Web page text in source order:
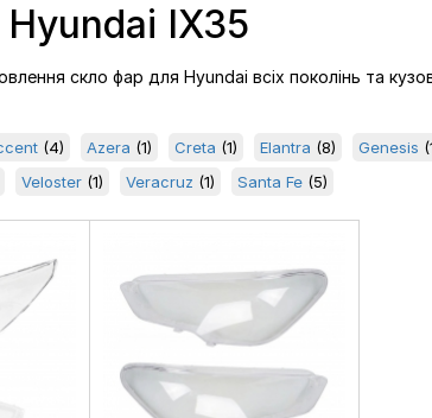
IX35
скло фар для Hyundai всіх поколінь та
(4) Azera (1) Creta (1) Elantra (8) Genesis
Veloster (1) Veracruz (1) Santa Fe (5)